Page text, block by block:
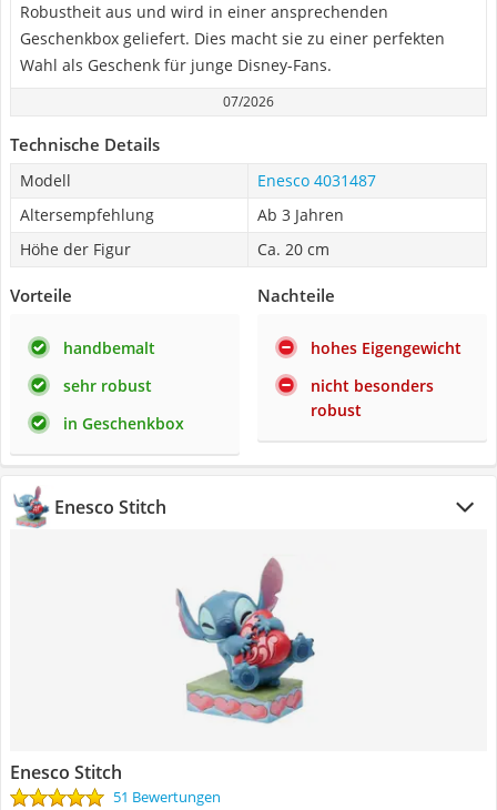
Robustheit aus und wird in einer ansprechenden
Geschenkbox geliefert. Dies macht sie zu einer perfekten
Wahl als Geschenk für junge Disney-Fans.
07/2026
Technische Details
Modell
Enesco 4031487
Altersempfehlung
Ab 3 Jahren
Höhe der Figur
Ca. 20 cm
Vorteile
handbemalt
sehr robust
in Geschenkbox
Nachteile
hohes Eigengewicht
nicht besonders
robust
Enesco Stitch
Enesco Stitch
51 Bewertungen